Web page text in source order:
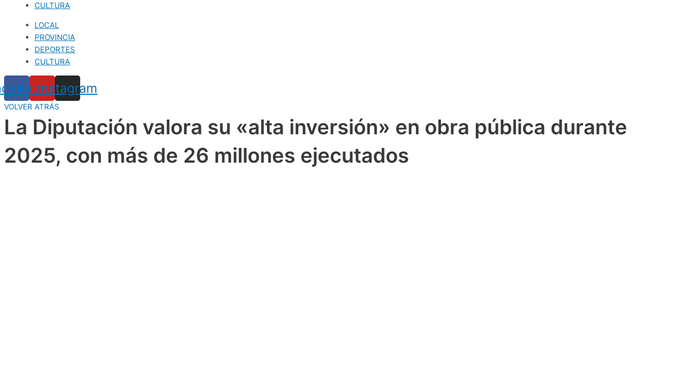
CULTURA
LOCAL
PROVINCIA
DEPORTES
CULTURA
Youtube
Instagram
VOLVER ATRÁS
La Diputación valora su «alta inversión» en obra pública durante
2025, con más de 26 millones ejecutados